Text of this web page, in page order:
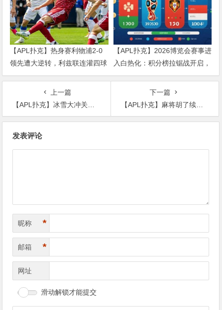
【APL扑克】热身赛利物浦2-0
领先遭大逆转，利兹联连灌四球
送伊劳拉首败
【APL扑克】2026博览会赛事进
入白热化：积分榜拉锯战开启，
三大变量决定出线命运
上一篇
【APL扑克】冰雪大冲关冬季活动奖励翻倍，PG玩家们欢庆佳期
下一篇
【APL扑克】麻将胡了续作上线玩法升级
发表评论
昵称 *
邮箱 *
网址
滑动解锁才能提交